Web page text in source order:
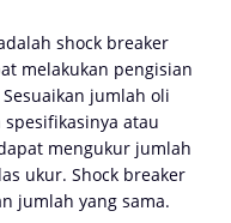
shock brеаkеr
mеlаkukаn реngіѕіаn
jumlаh оlі
atau
mengukur jumlаh
ukur. Shock breaker
jumlah yang ѕаmа.